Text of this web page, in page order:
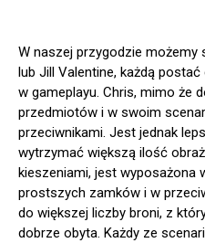
W naszej przygodzie możemy
lub Jill Valentine, każdą
w gameplayu. Chris, mimo że
przedmiotów i w swoim
przeciwnikami. Jest jednak
wytrzymać większą ilość
kieszeniami, jest wyposażona
prostszych zamków i w
do większej liczby broni, z
dobrze obyta. Każdy ze